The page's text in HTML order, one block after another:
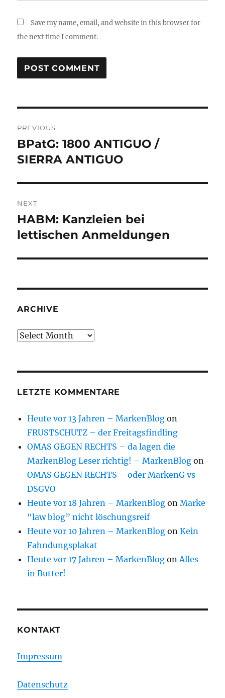
Save my name, email, and website in this browser for
the next time I comment.
navigation
PREVIOUS
Previous
post:
BPatG: 1800 ANTIGUO /
SIERRA ANTIGUO
NEXT
Next
post:
HABM: Kanzleien bei
lettischen Anmeldungen
ARCHIVE
Archive
LETZTE KOMMENTARE
Heute vor 13 Jahren – MarkenBlog on
FRUSTSCHUTZ – der Freitagsfindling
OMAS GEGEN RECHTS – da lagen die
MarkenBlog Leser richtig! – MarkenBlog on
OMAS GEGEN RECHTS – oder MarkenG vs
DSGVO
Heute vor 18 Jahren – MarkenBlog onMarke
“law blog” nicht löschungsreif
Heute vor 10 Jahren – MarkenBlog onKein
Fahndungsplakat
Heute vor 17 Jahren – MarkenBlog onAlles
in Butter!
KONTAKT
Impressum
Datenschutz